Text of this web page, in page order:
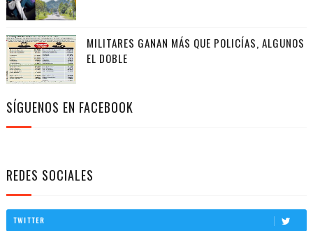
MILITARES GANAN MÁS QUE POLICÍAS, ALGUNOS
EL DOBLE
SÍGUENOS EN FACEBOOK
REDES SOCIALES
TWITTER